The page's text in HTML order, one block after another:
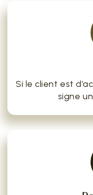
Si le client est
signe